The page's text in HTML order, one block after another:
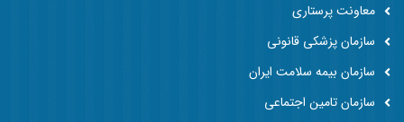
معاونت پرستاری
سازمان پزشکی قانونی
سازمان بیمه سلامت ایران
سازمان تامین اجتماعی